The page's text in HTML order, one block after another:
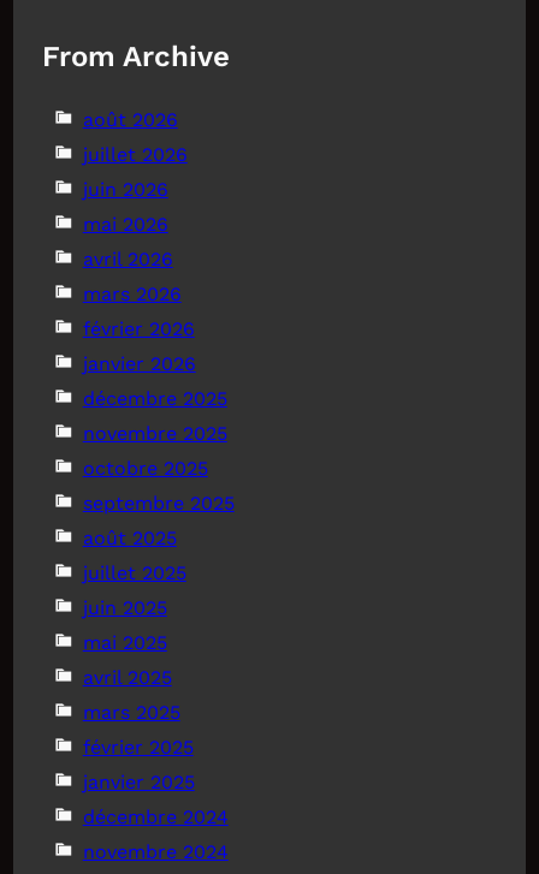
From Archive
août 2026
juillet 2026
juin 2026
mai 2026
avril 2026
mars 2026
février 2026
janvier 2026
décembre 2025
novembre 2025
octobre 2025
septembre 2025
août 2025
juillet 2025
juin 2025
mai 2025
avril 2025
mars 2025
février 2025
janvier 2025
décembre 2024
novembre 2024